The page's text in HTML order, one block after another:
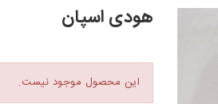
هودی اسپان
این محصول موجود نیست.